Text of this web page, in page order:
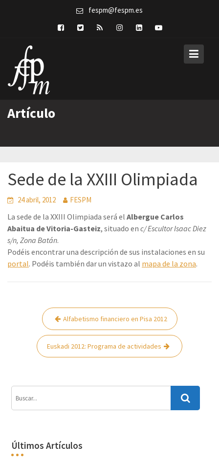
fespm@fespm.es
Artículo
Sede de la XXIII Olimpiada
24 abril, 2012 FESPM
La sede de la XXIII Olimpiada será el Albergue Carlos
Abaitua de Vitoria-Gasteiz, situado en c/ Escultor Isaac Diez
s/n, Zona Batán.
Podéis encontrar una descripción de sus instalaciones en su
portal. Podéis también dar un vistazo al mapa de la zona.
Navegación
entradas
Alfabetismo financiero en Pisa 2012
Euskadi 2012: Programa de actividades
Últimos Artículos